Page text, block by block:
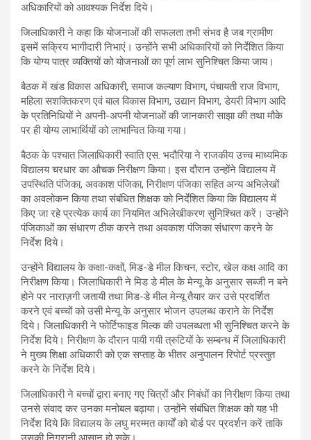
अधिकारियों को आवश्यक निर्देश दिये।
जिलाधिकारी ने कहा कि योजनाओं की सफलता तभी संभव है जब ग्रामीण
इसमें सक्रिय भागीदारी निभाएं। उन्होंने सभी अधिकारियों को निर्देशित किया
कि योग्य पात्र व्यक्तियों को योजनाओं का पूर्ण लाभ सुनिश्चित किया जाय।
बैठक में खंड विकास अधिकारी, समाज कल्याण विभाग, पंचायती राज विभाग,
महिला सशक्तिकरण एवं बाल विकास विभाग, उद्यान विभाग, डेयरी विभाग आदि
के प्रतिनिधियों ने अपनी-अपनी योजनाओं की जानकारी साझा की तथा मौके
पर ही योग्य लाभार्थियों को लाभान्वित किया गया।
बैठक के पश्चात जिलाधिकारी स्वाति एस. भदौरिया ने राजकीय उच्च माध्यमिक
विद्यालय चरधार का औचक निरीक्षण किया। इस दौरान उन्होंने विद्यालय में
उपस्थिति पंजिका, अवकाश पंजिका, निरीक्षण पंजिका सहित अन्य अभिलेखों
का अवलोकन किया तथा संबंधित शिक्षक को निर्देशित किया कि विद्यालय में
किए जा रहे प्रत्येक कार्य का नियमित अभिलेखीकरण सुनिश्चित करें। उन्होंने
पंजिकाओं का संधारण ठीक करने तथा अवकाश पंजिका संधारण करने के
निर्देश दिये।
उन्होंने विद्यालय के कक्षा-कक्षों, मिड-डे मील किचन, स्टोर, खेल कक्ष आदि का
निरीक्षण किया। जिलाधिकारी ने मिड डे मील के मेन्यू के अनुसार सब्जी न बने
होने पर नाराज़गी जतायी तथा मिड-डे मील मेन्यू तैयार कर उसे प्रदर्शित
करने एवं बच्चों को उसी मेन्यू के अनुसार भोजन उपलब्ध कराने के निर्देश
दिये। जिलाधिकारी ने फोर्टिफाइड मिल्क की उपलब्धता भी सुनिश्चित करने के
निर्देश दिये। निरीक्षण के दौरान पायी गयी त्रुटियों के सम्बन्ध में जिलाधिकारी
ने मुख्य शिक्षा अधिकारी को एक सप्ताह के भीतर अनुपालन रिपोर्ट प्रस्तुत
करने के निर्देश दिये।
जिलाधिकारी ने बच्चों द्वारा बनाए गए चित्रों और निबंधों का निरीक्षण किया तथा
उनसे संवाद कर उनका मनोबल बढ़ाया। उन्होंने संबंधित शिक्षक को यह भी
निर्देश दिये कि विद्यालय के लघु मरम्मत कार्यों को बोर्ड पर प्रदर्शन करें ताकि